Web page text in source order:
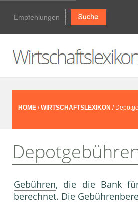
Empfehlungen
HOME /WIRTSCHAFTSLEXIKON /
Gebühren, die die Bank
berechnet. Die